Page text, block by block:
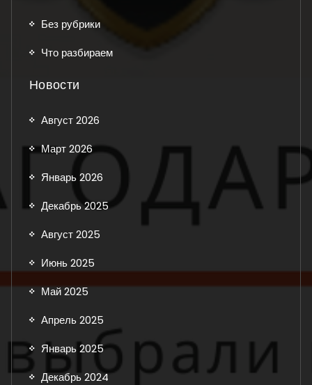
Без рубрики
Что разбираем
Новости
Август 2026
Март 2026
Январь 2026
Декабрь 2025
Август 2025
Июнь 2025
Май 2025
Апрель 2025
Январь 2025
Декабрь 2024